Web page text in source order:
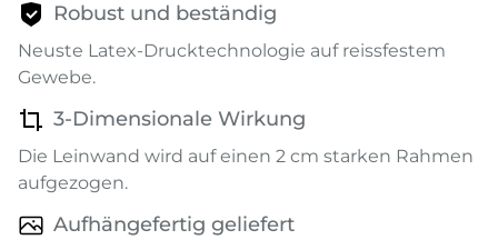
Robust und beständig
Neuste Latex-Drucktechnologie auf reissfestem
Gewebe.
3-Dimensionale Wirkung
Die Leinwand wird auf einen 2 cm starken Rahmen
aufgezogen.
Aufhängefertig geliefert